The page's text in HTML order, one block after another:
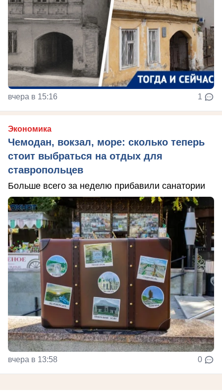
вчера в 15:16 1
Экономика
Чемодан, вокзал, море: сколько теперь
стоит выбраться на отдых для
ставропольцев
Больше всего за неделю прибавили санатории
вчера в 13:58 0